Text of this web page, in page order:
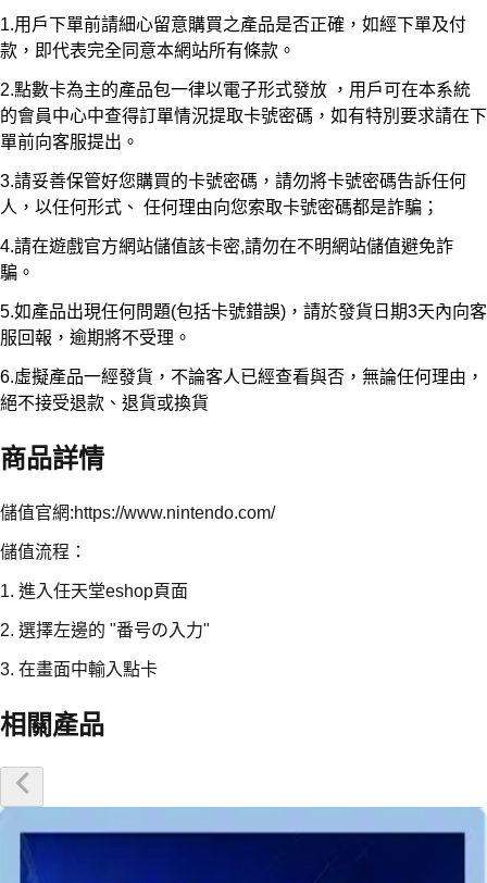
1.用戶下單前請細心留意購買之產品是否正確，如經下單及付
款，即代表完全同意本網站所有條款。
2.點數卡為主的產品包一律以電子形式發放 ，用戶可在本系統
的會員中心中查得訂單情況提取卡號密碼，如有特別要求請在下
單前向客服提出。
3.請妥善保管好您購買的卡號密碼，請勿將卡號密碼告訴任何
人，以任何形式、 任何理由向您索取卡號密碼都是詐騙；
4.請在遊戲官方網站儲值該卡密,請勿在不明網站儲值避免詐
騙。
5.如產品出現任何問題(包括卡號錯誤)，請於發貨日期3天內向客
服回報，逾期將不受理。
6.虛擬產品一經發貨，不論客人已經查看與否，無論任何理由，
絕不接受退款、退貨或換貨
商品詳情
儲值官網:https://www.nintendo.com/
儲值流程：
1. 進入任天堂eshop頁面
2. 選擇左邊的 "番号の入力"
3. 在畫面中輸入點卡
相關產品